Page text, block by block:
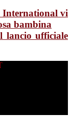
vi
bambina
lancio ufficiale